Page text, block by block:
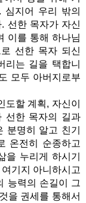
심지어 우리 밖의
선한 목자가 자신
이를 통해 하나님
선한 목자 되신
리는 길을 택합니
모두 아버지로부
할 계획, 자신이
선한 목자의 길과
분명히 알고 친기
온전히 순종하고
을 누리게 하시기
기지 아니하시고
능력의 손길이 그
을 권세를 통해서